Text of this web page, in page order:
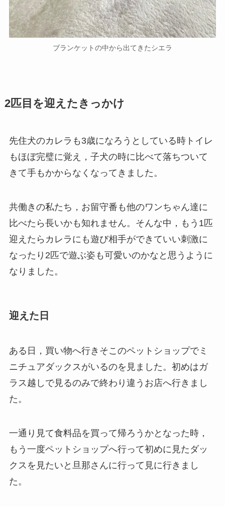
ブランケットの中から出てきたシエラ
2匹目を迎えたきっかけ
先住犬のカレラも3歳になろうとしている時トイレ
もほぼ完璧に覚え，子犬の時に比べて落ちついて
きて手もかからなくなってきました。
共働きの私たち，お留守番も他のワンちゃん達に
比べたら長いかも知れません。そんな中，もう1匹
迎えたらカレラにも遊び相手ができていい刺激に
なったり2匹で遊ぶ姿も可愛いのかなと思うように
なりました。
迎えた日
ある日，買い物へ行きそこのペットショップでミ
ニチュアダックスがいるのを見ました。初めはガ
ラス越しで見るのみで終わり違うお店へ行きまし
た。
一通り見て食料品を買って帰ろうかとなった時，
もう一度ペットショップへ行って初めに見たダッ
クスを見たいと旦那さんに行って見に行きまし
た。